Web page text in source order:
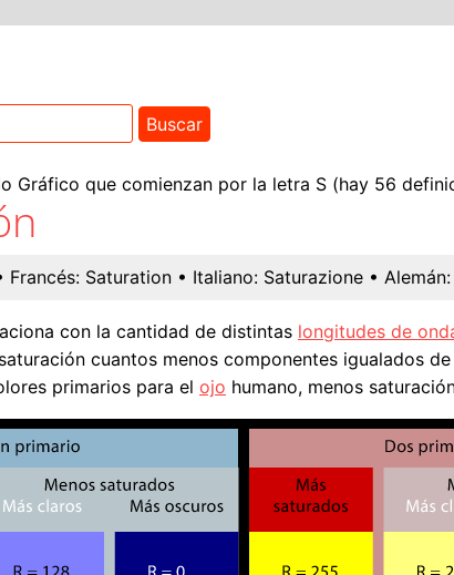
Gráfico que comienzan por la letra S (hay 56
Francés: Saturation • Italiano: Saturazione • Alemán:
con la cantidad de distintas longitudes de
cuantos menos componentes igualados de
primarios para el ojo humano, menos